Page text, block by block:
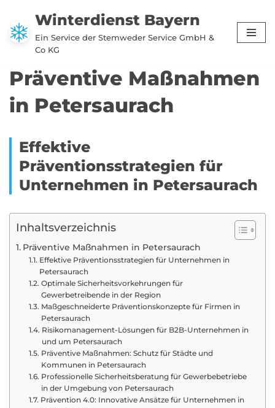
Zum
Inhalt
Winterdienst Bayern
Ein Service der Stemweder Service GmbH &
Co KG
Präventive Maßnahmen
in Petersaurach
Effektive
Präventionsstrategien für
Unternehmen in Petersaurach
Inhaltsverzeichnis
Präventive Maßnahmen in Petersaurach
Effektive Präventionsstrategien für Unternehmen in
Petersaurach
Optimale Sicherheitsvorkehrungen für
Gewerbetreibende in der Region
Maßgeschneiderte Präventionskonzepte für Firmen in
Petersaurach
Risikomanagement-Lösungen für B2B-Unternehmen in
und um Petersaurach
Präventive Maßnahmen: Schutz für Städte und
Kommunen in Petersaurach
Professionelle Sicherheitsberatung für Gewerbebetriebe
in der Umgebung von Petersaurach
Prävention 4.0: Innovative Ansätze für Unternehmen in